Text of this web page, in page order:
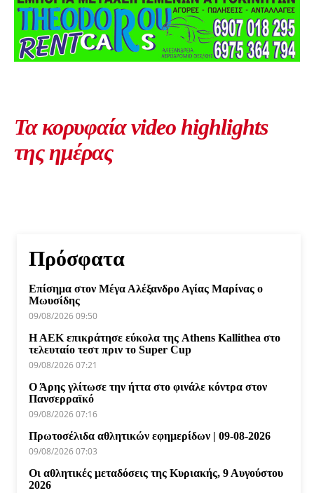
Τα κορυφαία video highlights
της ημέρας
Πρόσφατα
Επίσημα στον Μέγα Αλέξανδρο Αγίας Μαρίνας ο
Μωυσίδης
09/08/2026 09:50
Η ΑΕΚ επικράτησε εύκολα της Athens Kallithea στο
τελευταίο τεστ πριν το Super Cup
09/08/2026 07:21
Ο Άρης γλίτωσε την ήττα στο φινάλε κόντρα στον
Πανσερραϊκό
09/08/2026 07:16
Πρωτοσέλιδα αθλητικών εφημερίδων | 09-08-2026
09/08/2026 07:03
Οι αθλητικές μεταδόσεις της Κυριακής, 9 Αυγούστου
2026